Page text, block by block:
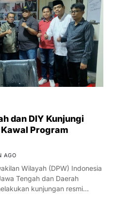
dan DIY Kunjungi
Kawal Program
AGO
Wilayah (DPW) Indonesia
Tengah dan Daerah
kunjungan resmi…